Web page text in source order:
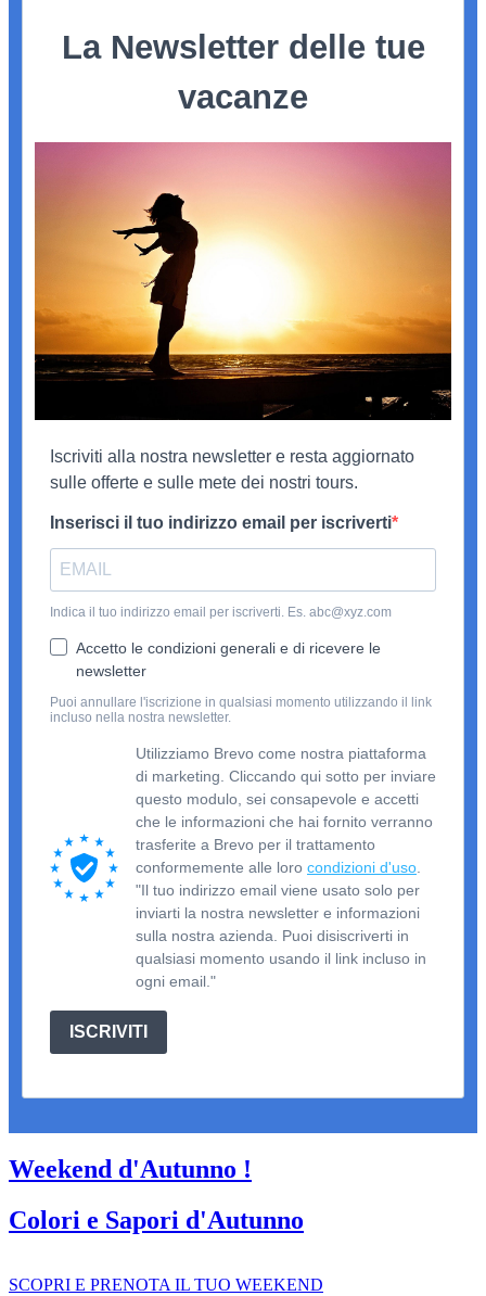
La Newsletter delle tue
vacanze
Iscriviti alla nostra newsletter e resta aggiornato
sulle offerte e sulle mete dei nostri tours.
Inserisci il tuo indirizzo email per iscriverti
Indica il tuo indirizzo email per iscriverti. Es. abc@xyz.com
Accetto le condizioni generali e di ricevere le
newsletter
Puoi annullare l'iscrizione in qualsiasi momento utilizzando il link
incluso nella nostra newsletter.
Utilizziamo Brevo come nostra piattaforma
di marketing. Cliccando qui sotto per inviare
questo modulo, sei consapevole e accetti
che le informazioni che hai fornito verranno
trasferite a Brevo per il trattamento
conformemente alle loro condizioni d'uso
"Il tuo indirizzo email viene usato solo per
inviarti la nostra newsletter e informazioni
sulla nostra azienda. Puoi disiscriverti in
qualsiasi momento usando il link incluso in
ogni email."
ISCRIVITI
Weekend d'Autunno !
Colori e Sapori d'Autunno
SCOPRI E PRENOTA IL TUO WEEKEND